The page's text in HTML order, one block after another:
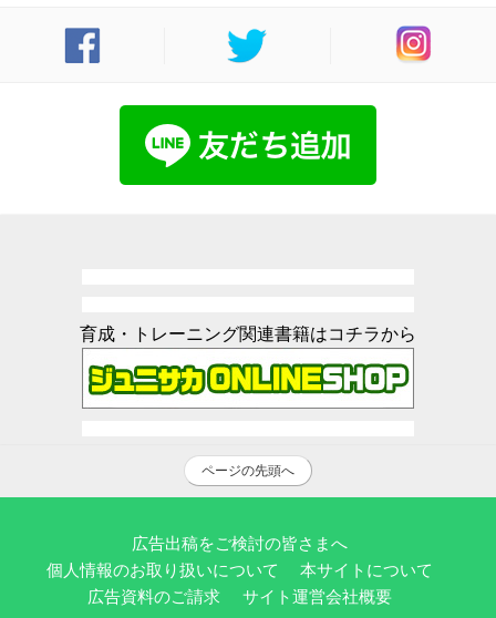
育成・トレーニング関連書籍はコチラから
ページの先頭へ
広告出稿をご検討の皆さまへ
個人情報のお取り扱いについて
本サイトについて
広告資料のご請求
サイト運営会社概要